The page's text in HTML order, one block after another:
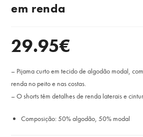
em renda
29.95€
– Pijama curto em tecido de algodão modal,
renda no peito e nas costas.
– O shorts têm detalhes de renda laterais e
Composição: 50% algodão, 50% modal